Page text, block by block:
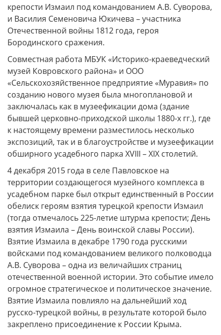
крепости Измаил под командованием А.В. Суворова,
и Василия Семеновича Юкичева – участника
Отечественной войны 1812 года, героя
Бородинского сражения.
Совместная работа МБУК «Историко-краеведческий
музей Ковровского района» и ООО
«Сельскохозяйственное предприятие «Муравия» по
созданию нового музея была многоплановой и
заключалась как в музеефикации дома (здание
бывшей церковно-приходской школы 1880-х гг.), где
к настоящему времени разместилось несколько
экспозиций, так и в благоустройстве и музеефикации
обширного усадебного парка XVIII – XIX столетий.
4 декабря 2015 года в селе Павловское на
территории создающегося музейного комплекса в
усадебном парке был открыт единственный в России
обелиск героям взятия турецкой крепости Измаил
(тогда отмечалось 225-летие штурма крепости; День
взятия Измаила – День воинской славы России).
Взятие Измаила в декабре 1790 года русскими
войсками под командованием великого полководца
А.В. Суворова – одна из величайших страниц
отечественной военной истории. Это событие имело
огромное стратегическое и политическое значение.
Взятие Измаила повлияло на дальнейший ход
русско-турецкой войны, в результате которой было
закреплено присоединение к России Крыма.